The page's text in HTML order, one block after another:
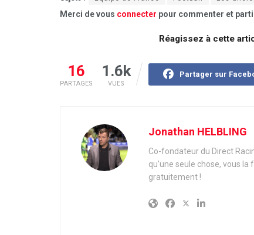
Merci de vous connecter pour commenter et
Réagissez à cette
16
PARTAGES
1.6k
VUES
Partager sur
Jonathan HELBLING
Co-fondateur du Direct
qu'une seule chose, vous
gratuitement !